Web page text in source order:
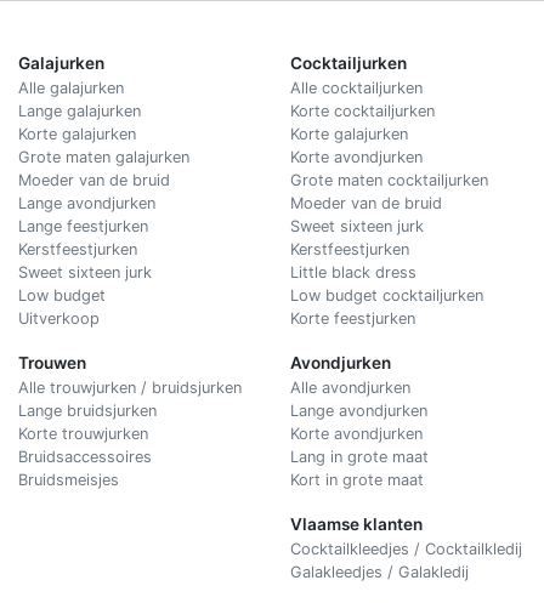
Galajurken
Alle galajurken
Lange galajurken
Korte galajurken
Grote maten galajurken
Moeder van de bruid
Lange avondjurken
Lange feestjurken
Kerstfeestjurken
Sweet sixteen jurk
Low budget
Uitverkoop
Trouwen
Alle trouwjurken / bruidsjurken
Lange bruidsjurken
Korte trouwjurken
Bruidsaccessoires
Bruidsmeisjes
Cocktailjurken
Alle cocktailjurken
Korte cocktailjurken
Korte galajurken
Korte avondjurken
Grote maten cocktailjurken
Moeder van de bruid
Sweet sixteen jurk
Kerstfeestjurken
Little black dress
Low budget cocktailjurken
Korte feestjurken
Avondjurken
Alle avondjurken
Lange avondjurken
Korte avondjurken
Lang in grote maat
Kort in grote maat
Vlaamse klanten
Cocktailkleedjes / Cocktailkledij
Galakleedjes / Galakledij